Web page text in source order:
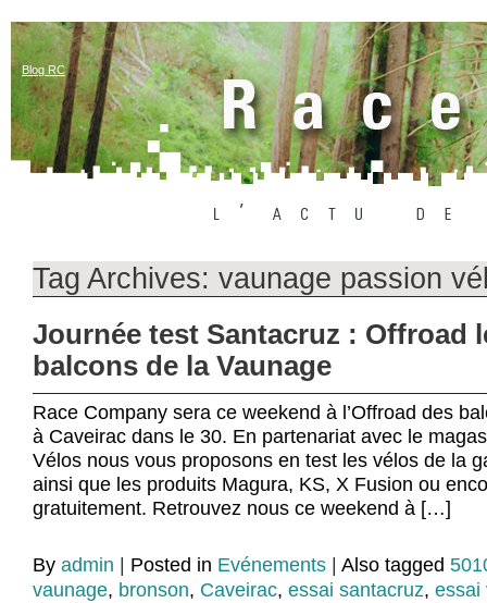
Blog RC
Tag Archives: vaunage passion
Journée test Santacruz : Offroad
balcons de la Vaunage
Race Company sera ce weekend à l’Offroad des
à Caveirac dans le 30. En partenariat avec le
Vélos nous vous proposons en test les vélos de la
ainsi que les produits Magura, KS, X Fusion ou
gratuitement. Retrouvez nous ce weekend à […]
By admin Posted in Evénements Also tagged
vaunage, bronson, Caveirac, essai santacruz, essai